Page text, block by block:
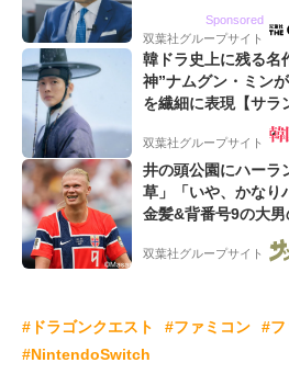
Sponsored
双葉社グループサイト
韓ドラ史上に残る名
神”ナムグン・ミン
を繊細に表現【サラ
双葉社グループサイト
井の頭公園にハーラ
草」「いや、かなり
金髪&背番号9の大
ー”映像が話題!「元
双葉社グループサイト
#ドラゴンクエスト #ファミコン
#フ
#NintendoSwitch